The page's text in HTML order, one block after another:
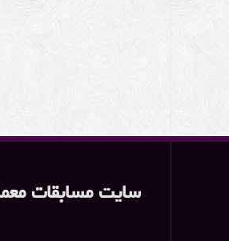
سایت مسابقات